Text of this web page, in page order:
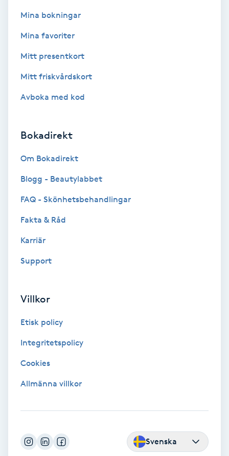
Bottenfärg
Brynfärgning
Bröllopsuppsättning
Celluliter
Coachning
Cryoterapi
Damklippning
Diamantslipning
Mina bokningar
Mina favoriter
Mitt presentkort
Mitt friskvårdskort
Avboka med kod
Bokadirekt
Om Bokadirekt
Blogg - Beautylabbet
FAQ - Skönhetsbehandlingar
Fakta & Råd
Karriär
Support
Villkor
Etisk policy
Integritetspolicy
Cookies
Allmänna villkor
Svenska